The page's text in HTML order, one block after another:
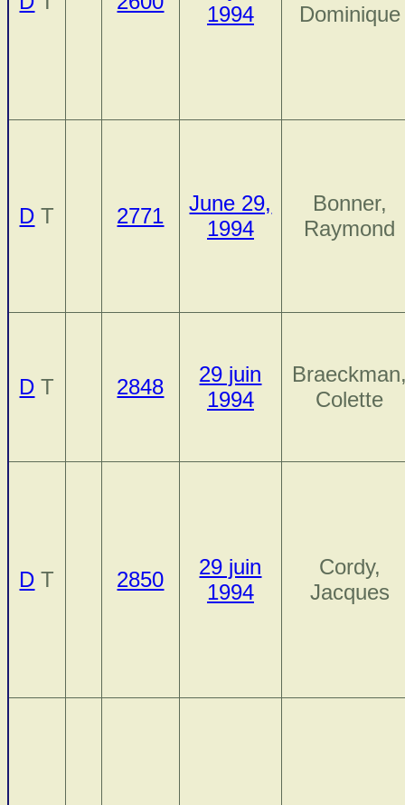
1994
Dominique
D T 2771
June 29,
1994
Bonner,
Raymond
D T 2848
29 juin
1994
Colette
D T 2850
29 juin
1994
Cordy,
Jacques